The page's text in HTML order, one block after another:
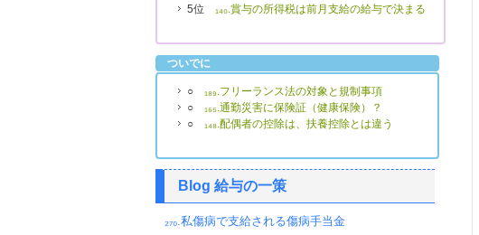
5位 ₁₄₀.賞与の所得税は前月支給の給与で決まる
ついでに
○ ₁₈₉.フリーランス法の対象と規制事項
○ ₁₆₅.通勤災害に保険証（健康保険）？
○ ₁₄₈.配偶者の控除は、扶養控除とは違う
Blog 給与の一策
₂₇₀.私傷病で支給される傷病手当金